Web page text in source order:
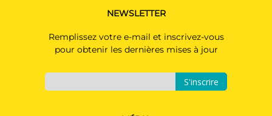
NEWSLETTER
Remplissez votre e-mail et inscrivez-vous
pour obtenir les dernières mises à jour
S'inscrire